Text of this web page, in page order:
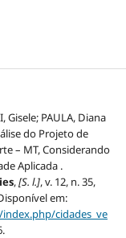
Gisele; PAULA, Diana
do Projeto de
– MT, Considerando
Aplicada .
,[S. l.], v. 12, n. 35,
em:
cidades_ve